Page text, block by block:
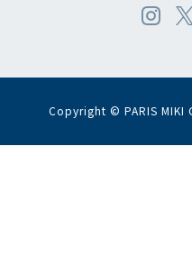
Copyright © PARIS MIKI